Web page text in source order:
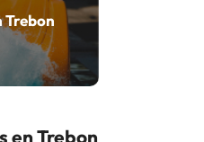
Trebon
en Trebon